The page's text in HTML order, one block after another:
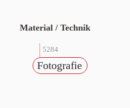
Material / Technik
5284
Fotografie